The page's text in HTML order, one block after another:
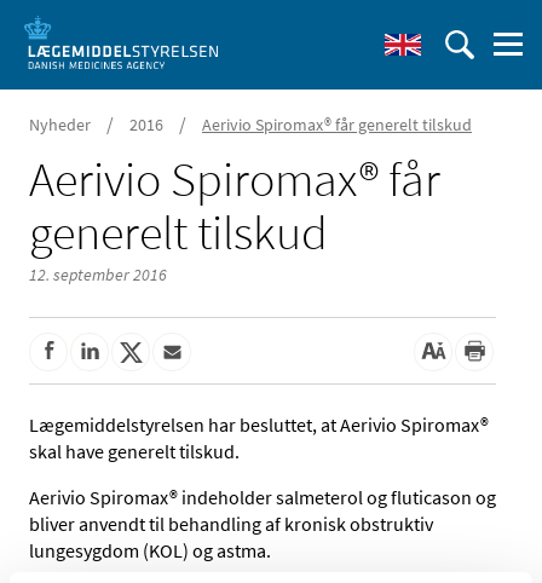
Nyheder / 2016 / Aerivio Spiromax® får generelt tilskud
Aerivio Spiromax® får
generelt tilskud
12. september 2016
Lægemiddelstyrelsen har besluttet, at Aerivio Spiromax®
skal have generelt tilskud.
Aerivio Spiromax® indeholder salmeterol og fluticason og
bliver anvendt til behandling af kronisk obstruktiv
lungesygdom (KOL) og astma.